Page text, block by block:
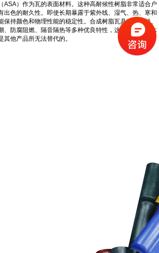
ASA）作为瓦的表面材料。这种高耐候性树脂非常适合户
出色的耐久性。即使长期暴露于紫外线、湿气、热、寒和
保持颜色和物理性能的稳定性。合成树脂瓦具有重量轻、
、防腐阻燃、隔音隔热等多种优良特性，这些功能对于木
他产品所无法替代的。